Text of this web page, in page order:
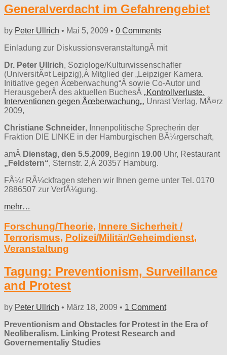
Generalverdacht im Gefahrengebiet
by Peter Ullrich • Mai 5, 2009 • 0 Comments
Einladung zur DiskussionsveranstaltungÂ mit
Dr. Peter Ullrich, Soziologe/Kulturwissenschafler
(UniversitÃ¤t Leipzig),Â Mitglied der „Leipziger Kamera.
Initiative gegen Ãœberwachung“Â sowie Co-Autor und
HerausgeberÂ des aktuellen BuchesÂ „Kontrollverluste.
Interventionen gegen Ãœberwachung„, Unrast Verlag, MÃ¤rz
2009,
Christiane Schneider, Innenpolitische Sprecherin der
Fraktion DIE LINKE in der Hamburgischen BÃ¼rgerschaft,
amÂ Dienstag, den 5.5.2009, Beginn 19.00 Uhr, Restaurant
„Feldstern“, Sternstr. 2,Â 20357 Hamburg.
FÃ¼r RÃ¼ckfragen stehen wir Ihnen gerne unter Tel. 0170
2886507 zur VerfÃ¼gung.
mehr…
Forschung/Theorie, Innere Sicherheit /
Terrorismus, Polizei/Militär/Geheimdienst,
Veranstaltung
Tagung: Preventionism, Surveillance
and Protest
by Peter Ullrich • März 18, 2009 • 1 Comment
Preventionism and Obstacles for Protest in the Era of
Neoliberalism. Linking Protest Research and
Governementaliy Studies